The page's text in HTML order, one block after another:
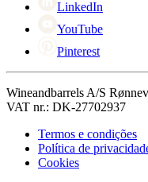
LinkedIn
YouTube
Pinterest
Wineandbarrels A/S
VAT nr.: DK-27702937
Termos e condições
Política de
Cookies